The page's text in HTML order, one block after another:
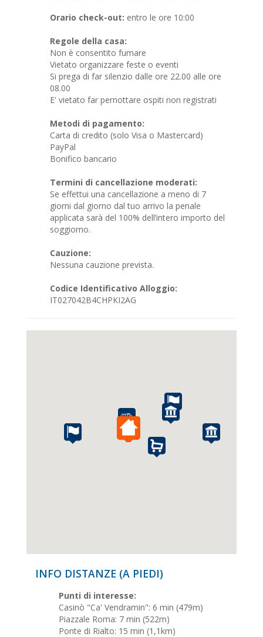
Orario check-out: entro le ore 10:00
Regole della casa:
Non è consentito fumare
Vietato organizzare feste o eventi
Si prega di far silenzio dalle ore 22.00 alle ore
08.00
E' vietato far pernottare ospiti non registrati
Metodi di pagamento:
Carta di credito (solo Visa o Mastercard)
PayPal
Bonifico bancario
Termini di cancellazione moderati:
Se effettui una cancellazione a meno di 7
giorni dal giorno dal tuo arrivo la penale
applicata sarà del 100% dell’intero importo del
soggiorno.
Cauzione:
Nessuna cauzione prevista.
Codice Identificativo Alloggio:
IT027042B4CHPKI2AG
INFO DISTANZE (A PIEDI)
Punti di interesse:
Casinò "Ca' Vendramin": 6 min (479m)
Piazzale Roma: 7 min (522m)
Ponte di Rialto: 15 min (1,1km)